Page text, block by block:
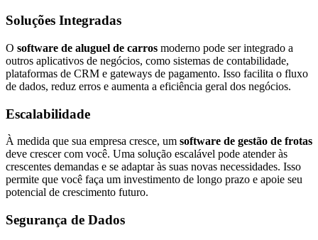
Soluções Integradas
O software de aluguel de carros moderno pode ser integrado a
outros aplicativos de negócios, como sistemas de contabilidade,
plataformas de CRM e gateways de pagamento. Isso facilita o fluxo
de dados, reduz erros e aumenta a eficiência geral dos negócios.
Escalabilidade
À medida que sua empresa cresce, um software de gestão de frotas
deve crescer com você. Uma solução escalável pode atender às
crescentes demandas e se adaptar às suas novas necessidades. Isso
permite que você faça um investimento de longo prazo e apoie seu
potencial de crescimento futuro.
Segurança de Dados